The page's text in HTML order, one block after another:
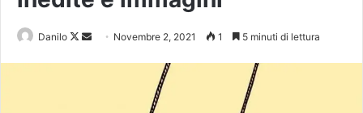
Danilo Novembre 2, 2021 1 5 minuti di lettura